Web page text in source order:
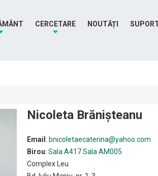
CERCETARE NOUTĂȚI
Nicoleta Brănişteanu
Email : bnicoletaecaterina@yahoo.com
Birou: Sala A417Sala AM005
Complex Leu